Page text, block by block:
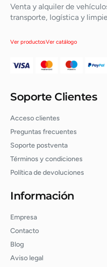
Venta y alquiler de
transporte, logística y
Ver productosVer catálogo
Soporte Clientes
Acceso clientes
Preguntas frecuentes
Soporte postventa
Términos y condiciones
Política de devoluciones
Información
Empresa
Contacto
Blog
Aviso legal